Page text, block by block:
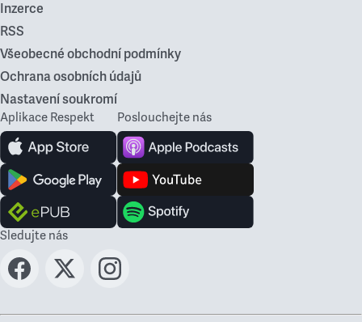
Inzerce
RSS
Všeobecné obchodní podmínky
Ochrana osobních údajů
Nastavení soukromí
Aplikace Respekt Poslouchejte nás
Sledujte nás